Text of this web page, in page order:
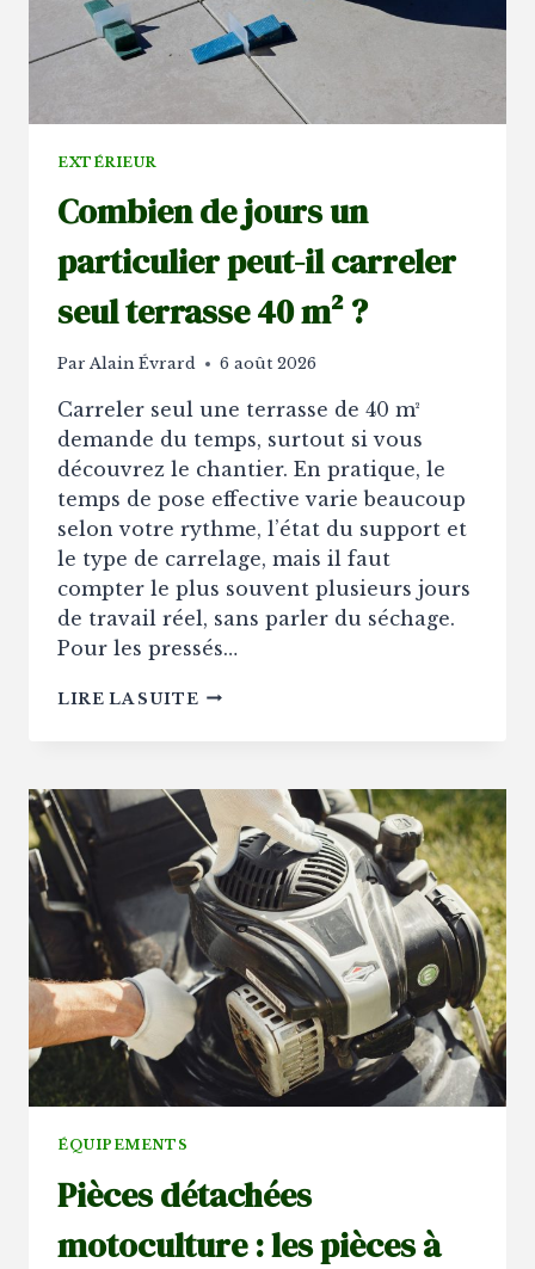
EXTÉRIEUR
Combien de jours un
particulier peut-il carreler
seul terrasse 40 m² ?
Par Alain Évrard 6 août 2026
Carreler seul une terrasse de 40 m²
demande du temps, surtout si vous
découvrez le chantier. En pratique, le
temps de pose effective varie beaucoup
selon votre rythme, l’état du support et
le type de carrelage, mais il faut
compter le plus souvent plusieurs jours
de travail réel, sans parler du séchage.
Pour les pressés…
LIRE LA SUITE COMBIEN
PARTICULIER
PEUT-
IL
CARRELER
SEUL
TERRASSE
40
M²
?
ÉQUIPEMENTS
Pièces détachées
motoculture : les pièces à